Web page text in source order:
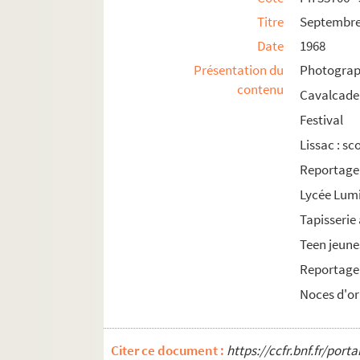
Titre
Date
1968
Présentation du
contenu
Festival
Lissac :
Lycée
Teen
Noces
Citer ce document : https://ccfr.bnf.fr/